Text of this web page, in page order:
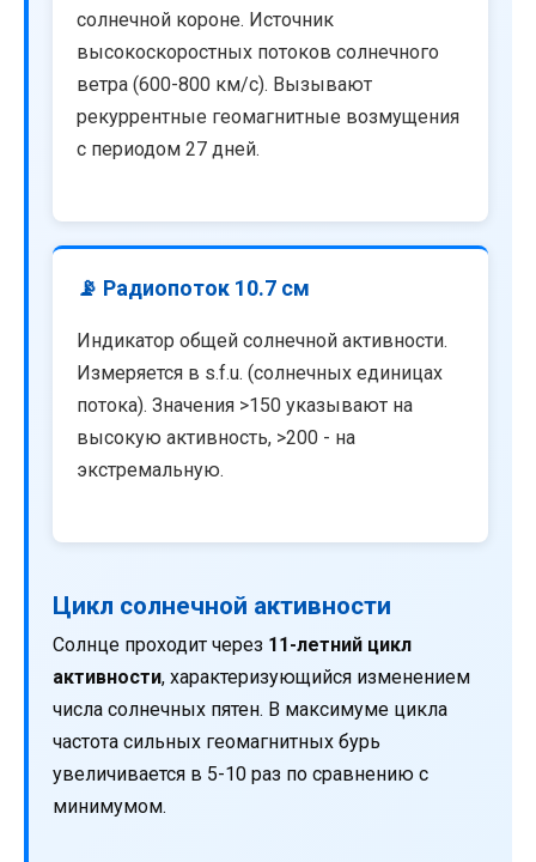
солнечной короне. Источник
высокоскоростных потоков солнечного
ветра (600-800 км/с). Вызывают
рекуррентные геомагнитные возмущения
с периодом 27 дней.
📡 Радиопоток 10.7 см
Индикатор общей солнечной активности.
Измеряется в s.f.u. (солнечных единицах
потока). Значения >150 указывают на
высокую активность, >200 - на
экстремальную.
Цикл солнечной активности
Солнце проходит через 11-летний цикл
активности, характеризующийся изменением
числа солнечных пятен. В максимуме цикла
частота сильных геомагнитных бурь
увеличивается в 5-10 раз по сравнению с
минимумом.